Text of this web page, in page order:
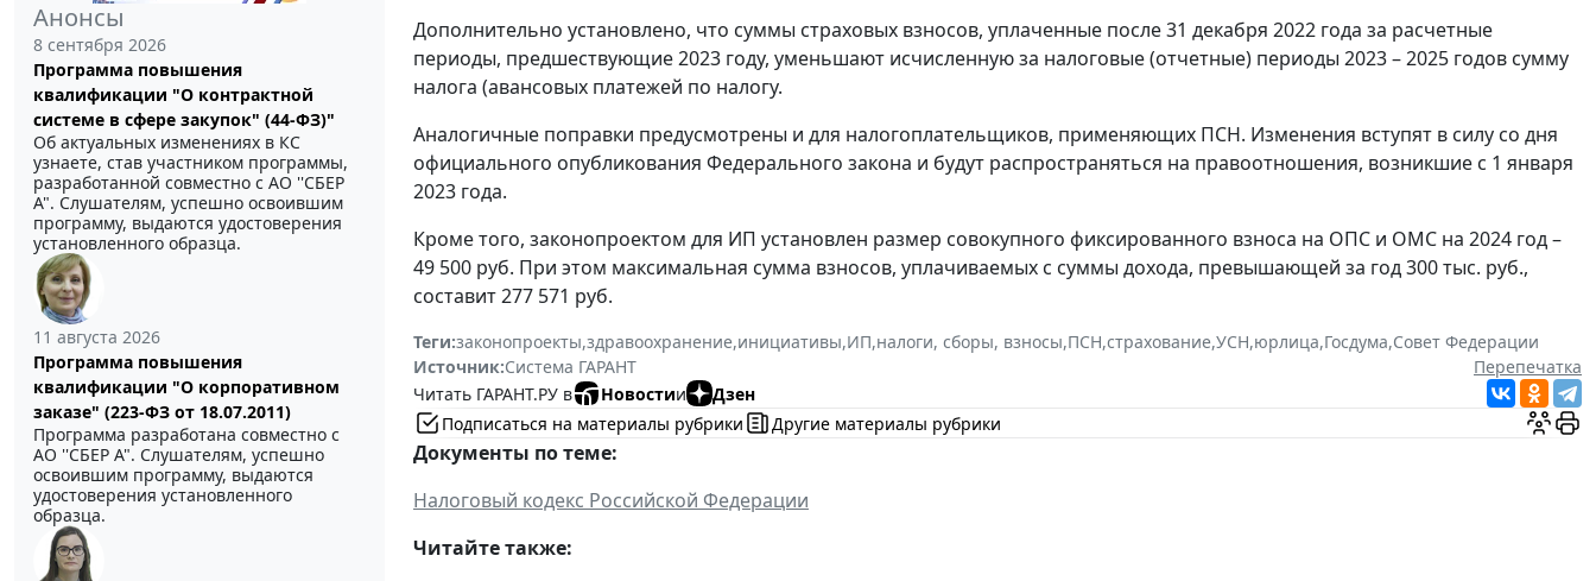
Анонсы
8 сентября 2026
Программа повышения
квалификации "О контрактной
системе в сфере закупок" (44-ФЗ)"
Об актуальных изменениях в КС
узнаете, став участником программы,
разработанной совместно с АО ''СБЕР
А". Слушателям, успешно освоившим
программу, выдаются удостоверения
установленного образца.
11 августа 2026
Программа повышения
квалификации "О корпоративном
заказе" (223-ФЗ от 18.07.2011)
Программа разработана совместно с
АО ''СБЕР А". Слушателям, успешно
освоившим программу, выдаются
удостоверения установленного
образца.
Дополнительно установлено, что суммы страховых взносов, уплаченные после 31 декабря 2022 года за расчетные
периоды, предшествующие 2023 году, уменьшают исчисленную за налоговые (отчетные) периоды 2023 – 2025 годов сумму
налога (авансовых платежей по налогу.
Аналогичные поправки предусмотрены и для налогоплательщиков, применяющих ПСН. Изменения вступят в силу со дня
официального опубликования Федерального закона и будут распространяться на правоотношения, возникшие с 1 января
2023 года.
Кроме того, законопроектом для ИП установлен размер совокупного фиксированного взноса на ОПС и ОМС на 2024 год –
49 500 руб. При этом максимальная сумма взносов, уплачиваемых с суммы дохода, превышающей за год 300 тыс. руб.,
составит 277 571 руб.
Теги:законопроекты,здравоохранение,инициативы,ИП,налоги, сборы, взносы,ПСН,страхование,УСН,юрлица,Госдума,Совет Федерации
Источник:Система ГАРАНТ
Перепечатка
Читать ГАРАНТ.РУ в
Новостии
Дзен
Подписаться на материалы рубрики
Другие материалы рубрики
Документы по теме:
Налоговый кодекс Российской Федерации
Читайте также: